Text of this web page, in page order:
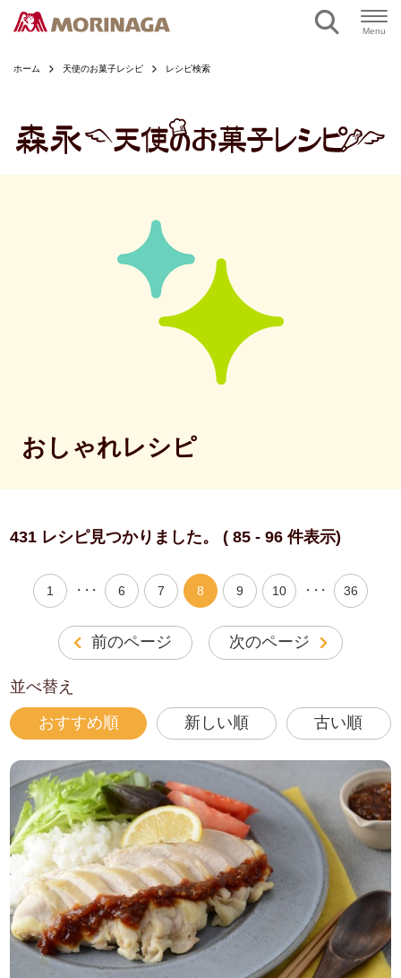
Menu
ホーム 天使のお菓子レシピ レシピ検索
おしゃれレシピ
431 レシピ見つかりました。 ( 85 - 96 件表示)
前のページ
1 ・・・ 6 7 8 9 10 ・・・ 36
次のページ
並べ替え
おすすめ順 新しい順 古い順